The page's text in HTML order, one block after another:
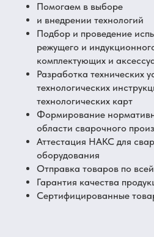
Помогаем в выборе
и внедрении технологий
Подбор и проведение
режущего и
комплектующих и
Разработка технических
технологических
технологических карт
Формирование
области сварочного
Аттестация НАКС для
оборудования
Отправка товаров по
Гарантия качества
Сертифицированные